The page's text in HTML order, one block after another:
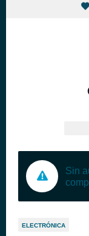
Sin
ELECTRÓNICA